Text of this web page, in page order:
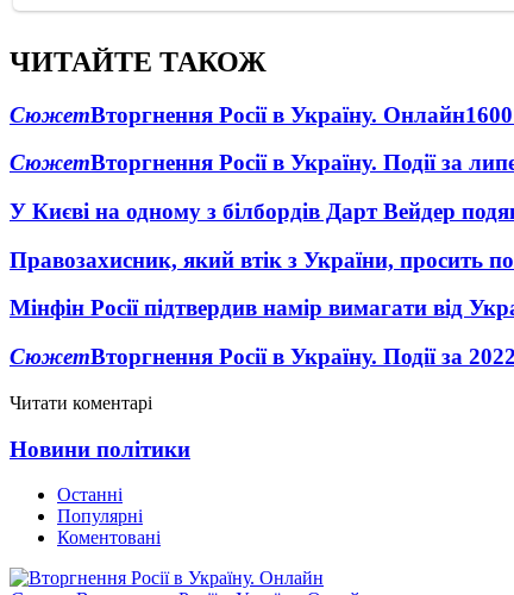
ЧИТАЙТЕ ТАКОЖ
СюжетВторгнення Росії в Україну. Онлайн1600
СюжетВторгнення Росії в Україну. Події за
У Києві на одному з білбордів Дарт Вейдер
Правозахисник, який втік з України, просить
Мінфін Росії підтвердив намір вимагати від
СюжетВторгнення Росії в Україну. Події за
Читати коментарі
Новини політики
Останні
Популярні
Коментовані